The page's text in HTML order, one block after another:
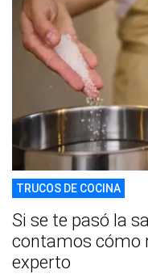
TRUCOS DE COCINA
Si se te pasó la
contamos cómo
experto